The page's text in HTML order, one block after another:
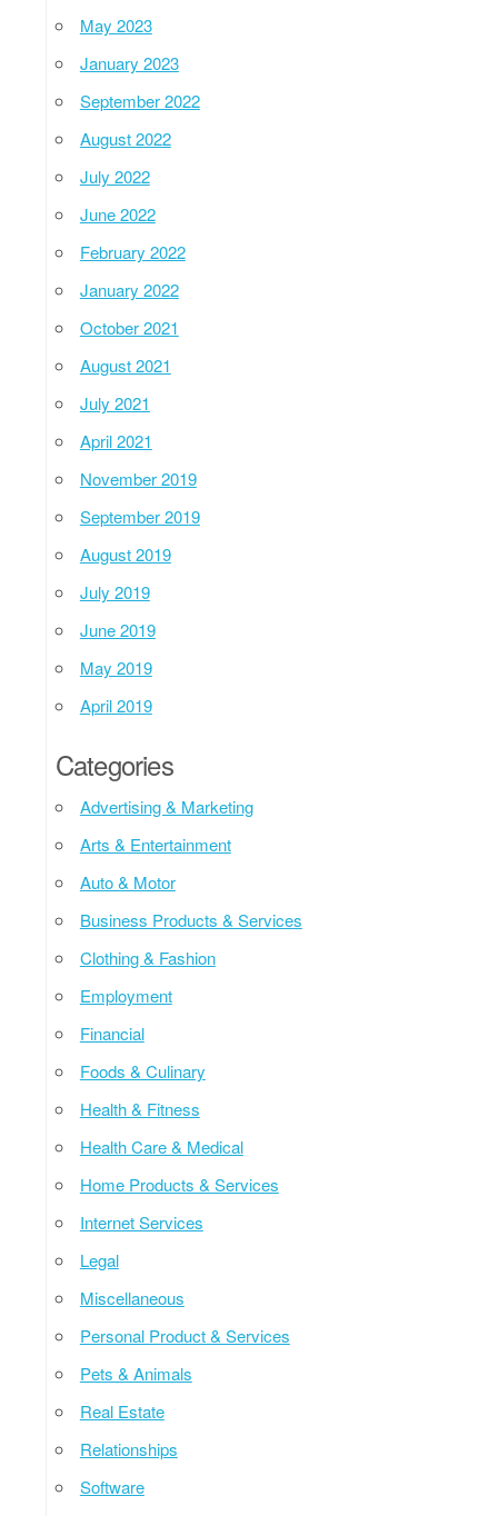
May 2023
January 2023
September 2022
August 2022
July 2022
June 2022
February 2022
January 2022
October 2021
August 2021
July 2021
April 2021
November 2019
September 2019
August 2019
July 2019
June 2019
May 2019
April 2019
Categories
Advertising & Marketing
Arts & Entertainment
Auto & Motor
Business Products & Services
Clothing & Fashion
Employment
Financial
Foods & Culinary
Health & Fitness
Health Care & Medical
Home Products & Services
Internet Services
Legal
Miscellaneous
Personal Product & Services
Pets & Animals
Real Estate
Relationships
Software